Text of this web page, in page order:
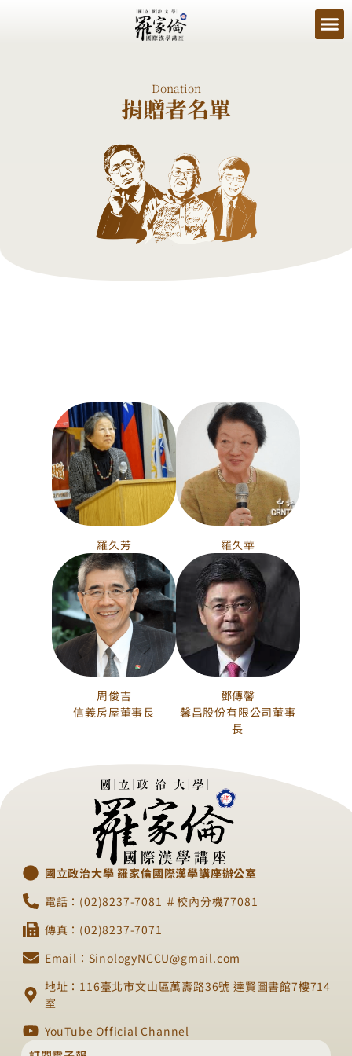
Donation
捐贈者名單
羅久芳 羅久華
周俊吉
信義房屋董事長
鄧傳馨
馨昌股份有限公司董事
長
國立政治大學 羅家倫國際漢學講座辦公室
電話：(02)8237-7081 ＃校內分機77081
傳真：(02)8237-7071
Email：SinologyNCCU@gmail.com
地址：116臺北市文山區萬壽路36號 達賢圖書館7樓714
室
YouTube Official Channel